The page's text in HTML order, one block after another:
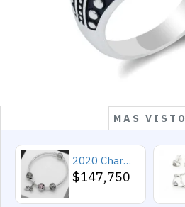
MAS VISTO
2020 Charms y cuentas de corazón, pulseras románticas de Cupido de circón rosa, joyería DIY, corazones en toda la prenda
$147,750